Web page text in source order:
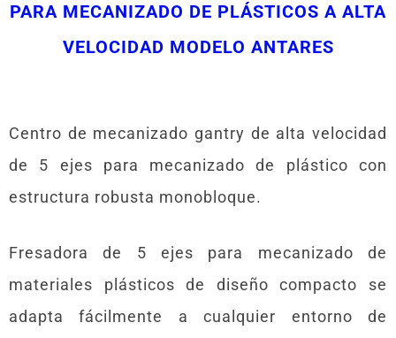
PARA MECANIZADO DE PLÁSTICOS A ALTA
VELOCIDAD MODELO ANTARES
Centro de mecanizado gantry de alta velocidad
de 5 ejes para mecanizado de plástico con
estructura robusta monobloque.
Fresadora de 5 ejes para mecanizado de
materiales plásticos de diseño compacto se
adapta fácilmente a cualquier entorno de